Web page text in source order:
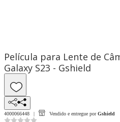
Película para Lente de
Galaxy S23 - Gshield
4000066448 Vendido e entregue por Gshield